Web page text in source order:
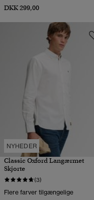
DKK 299,00
NYHEDER
Classic Oxford Langærmet
Skjorte
(3)
Flere farver tilgængelige